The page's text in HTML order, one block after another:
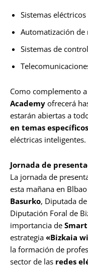
Sistemas
Automatización de
Sistemas de
Como complemento
Academy ofrecerá
estarán abiertas a
en temas específicos
eléctricas inteligentes.
Jornada de
La jornada de
esta mañana en
Basurko, Diputada
Diputación Foral de
importancia de
estrategia «Bizkaia
la formación de
sector de las redes